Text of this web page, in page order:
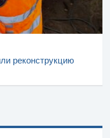
реконструкцию